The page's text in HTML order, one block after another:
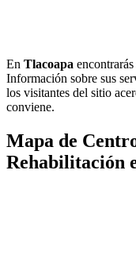
En Tlacoapa
Información sobre sus
los visitantes del sitio
conviene.
Mapa de
Rehabilitación